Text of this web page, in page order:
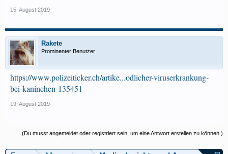
15. August 2019
Rakete
Prominenter Benutzer
https://www.polizeiticker.ch/artike...odlicher-viruserkrankung-
bei-kaninchen-135451
19. August 2019
(Du musst angemeldet oder registriert sein, um eine Antwort erstellen zu können.)